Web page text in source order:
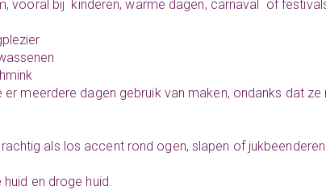
vooral bij kinderen, warme dagen, carnaval of
meerdere dagen gebruik van maken, ondanks dat ze
als los accent rond ogen, slapen of
huid en droge huid.